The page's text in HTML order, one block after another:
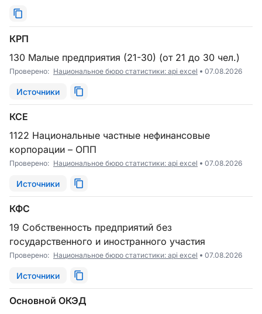
КРП
130 Малые предприятия (21-30) (от 21 до 30 чел.)
Проверено: Национальное бюро статистики: api excel 07.08.2026
Источники
КСЕ
1122 Национальные частные нефинансовые
корпорации – ОПП
Проверено: Национальное бюро статистики: api excel 07.08.2026
Источники
КФС
19 Собственность предприятий без
государственного и иностранного участия
Проверено: Национальное бюро статистики: api excel 07.08.2026
Источники
Основной ОКЭД